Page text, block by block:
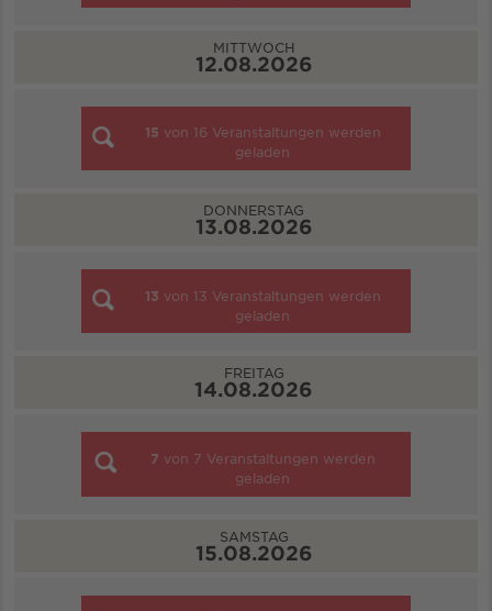
MITTWOCH
12.08.2026
15 von 16 Veranstaltungen werden
geladen
DONNERSTAG
13.08.2026
13 von 13 Veranstaltungen werden
geladen
FREITAG
14.08.2026
7 von 7 Veranstaltungen werden
geladen
SAMSTAG
15.08.2026